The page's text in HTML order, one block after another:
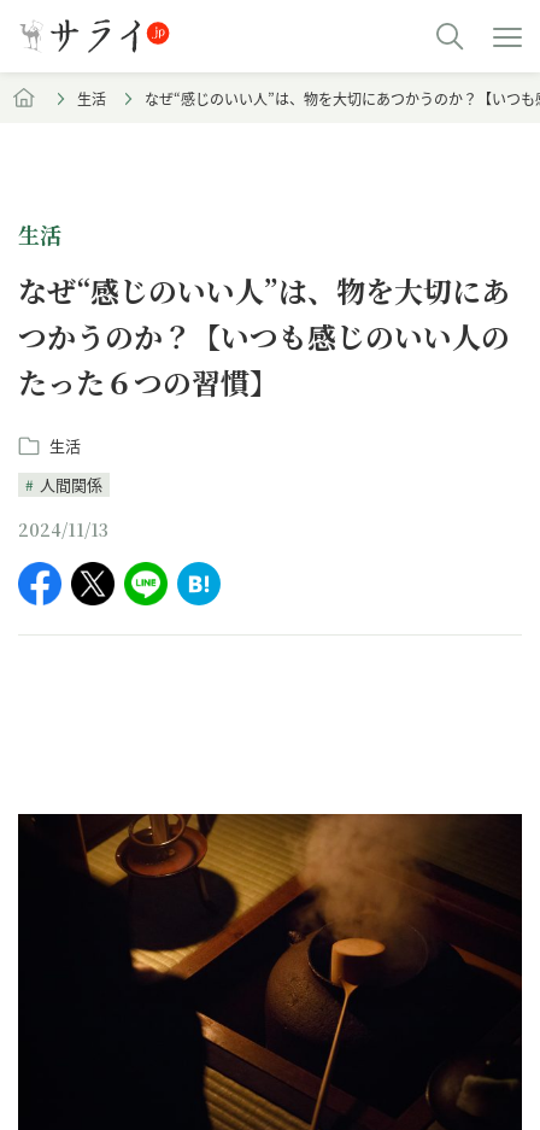
生活 なぜ“感じのいい人”は、物を大切にあつかうのか？【いつ
生活
なぜ“感じのいい人”は、物を大切にあ
つかうのか？【いつも感じのいい人の
たった６つの習慣】
生活
人間関係
2024/11/13